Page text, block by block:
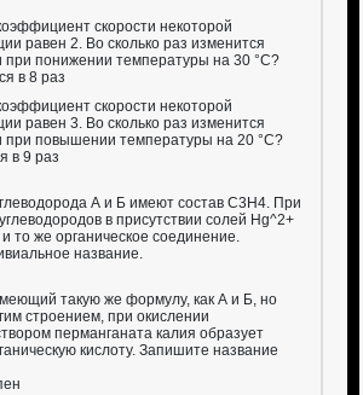
скорости некоторой
равен 2. Во сколько раз изменится
при понижении температуры на 30 °С?
в 8 раз
скорости некоторой
равен 3. Во сколько раз изменится
при повышении температуры на 20 °С?
в 9 раз
А и Б имеют состав C3Н4. При
в присутствии солей Hg^2+
то же органическое соединение.
название.
такую же формулу, как А и Б, но
строением, при окислении
перманганата калия образует
кислоту. Запишите название